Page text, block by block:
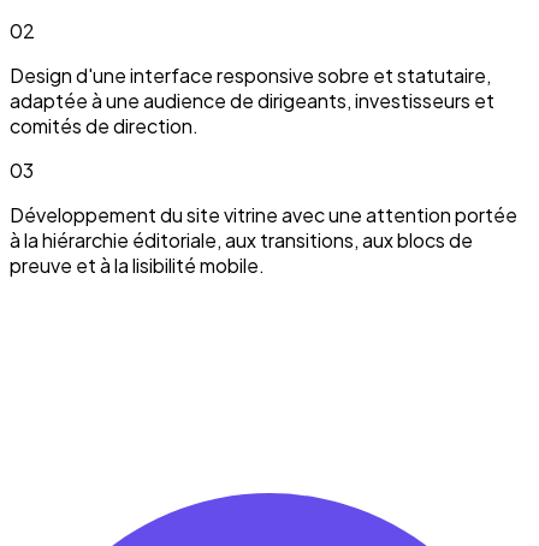
02
Design d'une interface responsive sobre et statutaire,
adaptée à une audience de dirigeants, investisseurs et
comités de direction.
03
Développement du site vitrine avec une attention portée
à la hiérarchie éditoriale, aux transitions, aux blocs de
preuve et à la lisibilité mobile.
Discuter de mon projet